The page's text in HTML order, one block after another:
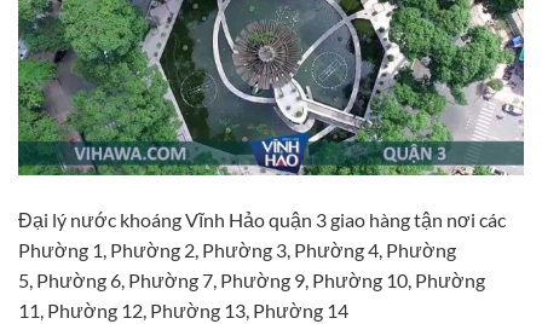
Đại lý nước khoáng Vĩnh Hảo quận 3 giao hàng tận nơi các
Phường 1, Phường 2, Phường 3, Phường 4, Phường
5, Phường 6, Phường 7, Phường 9, Phường 10, Phường
11, Phường 12, Phường 13, Phường 14